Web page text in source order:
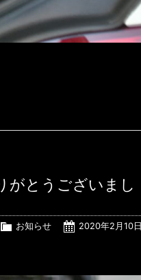
がとうございまし
2020年2月10日
お知らせ